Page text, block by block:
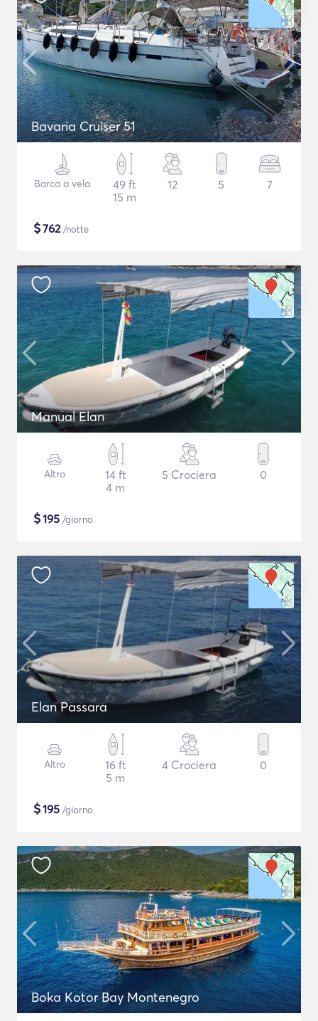
Bavaria Cruiser 51
Barca a vela
49 ft
15 m
12 5 7
$762/notte
Manual Elan
Altro
14 ft
4 m
5 Crociera 0
$195 /giorno
Elan Passara
Altro
16 ft
5 m
4 Crociera 0
$195 /giorno
Boka Kotor Bay Montenegro